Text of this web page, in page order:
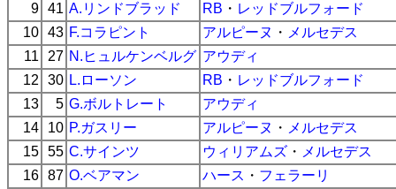
9 41 A.リンドブラッド RB ・ レッドブルフォード
10 43 F.コラピント アルピーヌ ・ メルセデス
11
27 N.ヒュルケンベルグ アウディ
12
30 L.ローソン RB ・ レッドブルフォード
13
5 G.ボルトレート
アウディ
14
10 P.ガスリー アルピーヌ ・ メルセデス
15 55 C.サインツ ウィリアムズ ・ メルセデス
16 87 O.ベアマン ハース ・ フェラーリ